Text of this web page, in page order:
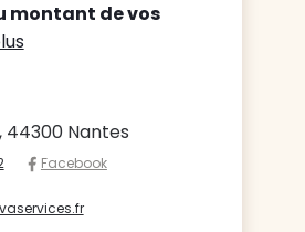
montant de vos
44300 Nantes
Facebook